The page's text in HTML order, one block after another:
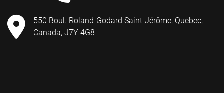
550 Boul. Roland-Godard Saint-Jérôme, Quebec,
Canada, J7Y 4G8